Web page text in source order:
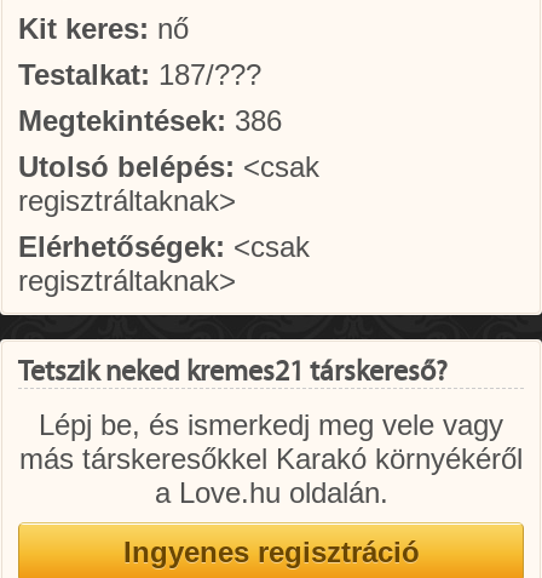
Kit keres: nő
Testalkat: 187/???
Megtekintések: 386
Utolsó belépés: <csak
regisztráltaknak>
Elérhetőségek: <csak
regisztráltaknak>
Tetszik neked kremes21 társkereső?
Lépj be, és ismerkedj meg vele vagy
más társkeresőkkel Karakó környékéről
a Love.hu oldalán.